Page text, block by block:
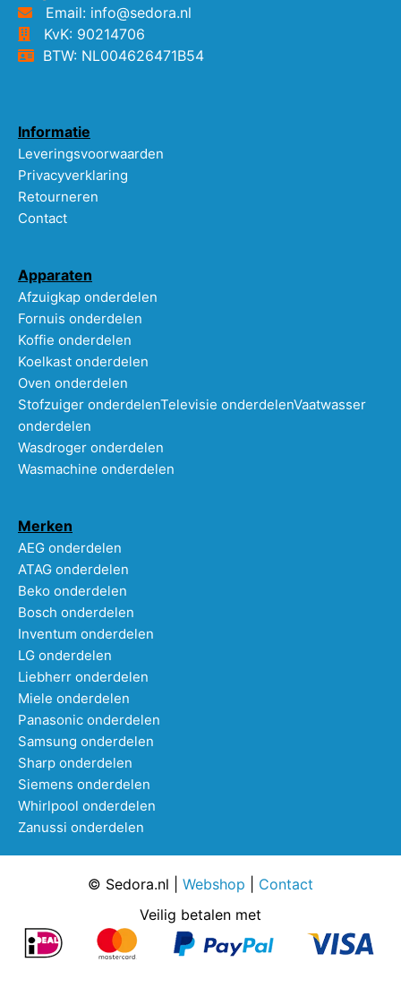
Email: info@sedora.nl
KvK: 90214706
BTW: NL004626471B54
Informatie
Leveringsvoorwaarden
Privacyverklaring
Retourneren
Contact
Apparaten
Afzuigkap onderdelen
Fornuis onderdelen
Koffie onderdelen
Koelkast onderdelen
Oven onderdelen
Stofzuiger onderdelenTelevisie onderdelenVaatwasser
onderdelen
Wasdroger onderdelen
Wasmachine onderdelen
Merken
AEG onderdelen
ATAG onderdelen
Beko onderdelen
Bosch onderdelen
Inventum onderdelen
LG onderdelen
Liebherr onderdelen
Miele onderdelen
Panasonic onderdelen
Samsung onderdelen
Sharp onderdelen
Siemens onderdelen
Whirlpool onderdelen
Zanussi onderdelen
© Sedora.nl | Webshop
Contact
Veilig betalen met